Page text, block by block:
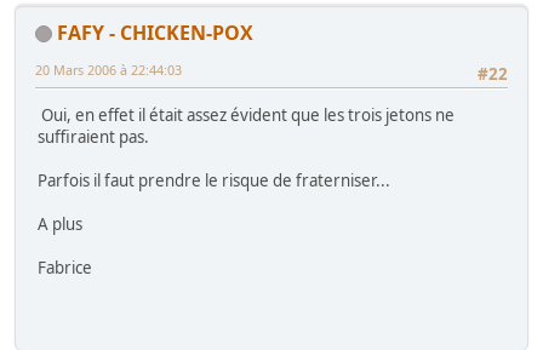
FAFY - CHICKEN-POX
#22
20 Mars 2006 à 22:44:03
Oui, en effet il était assez évident que les trois jetons ne
suffiraient pas.
Parfois il faut prendre le risque de fraterniser...
A plus
Fabrice